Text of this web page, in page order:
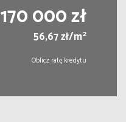
170 000 zł
56,67 zł/m2
Oblicz ratę kredytu